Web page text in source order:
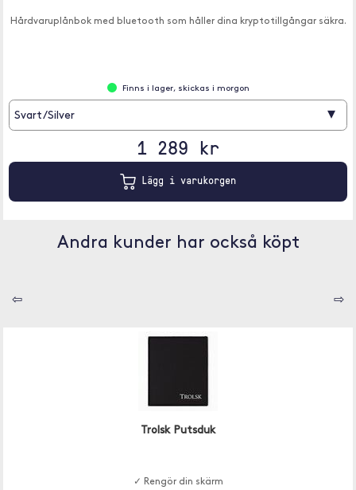
Hårdvaruplånbok med bluetooth som håller dina kryptotillgångar säkra.
Finns i lager, skickas i morgon
Svart/Silver ▾
1 289 kr
Lägg i varukorgen
Andra kunder har också köpt
⇦ ⇨
Trolsk Putsduk
✓ Rengör din skärm